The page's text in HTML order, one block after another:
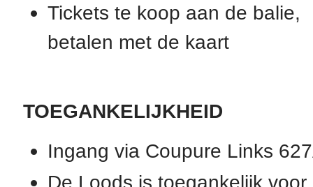
Tickets te koop aan de balie,
betalen met de kaart
TOEGANKELIJKHEID
Ingang via Coupure Links
De Loods is toegankelijk voor